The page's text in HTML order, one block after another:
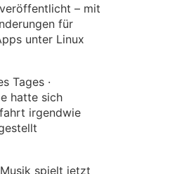
– mit
für
unter Linux
Tages ·
hatte sich
irgendwie
spielt jetzt